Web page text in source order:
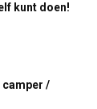
kunt doen!
camper /